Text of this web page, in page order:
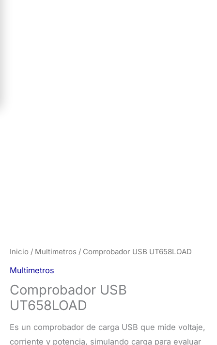
Inicio / Multimetros / Comprobador USB UT658LOAD
Multimetros
Comprobador USB
UT658LOAD
Es un comprobador de carga USB que mide voltaje,
corriente y potencia, simulando carga para evaluar